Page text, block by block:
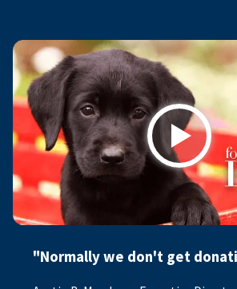
Play
"Normally we don't get